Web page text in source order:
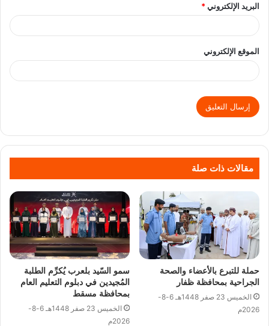
البريد الإلكتروني*
الموقع الإلكتروني
مقالات ذات صلة
حملة للتبرع بالأعضاء والصحة
الجراحية بمحافظة ظفار
الخميس 23 صفر 1448هـ 6-8-
2026م
سمو السّيد بلعرب يُكرِّم الطلبة
المُجيدين في دبلوم التعليم العام
بمحافظة مسقط
الخميس 23 صفر 1448هـ 6-8-
2026م